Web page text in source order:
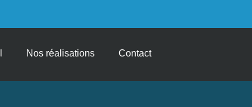
Nos réalisations Contact